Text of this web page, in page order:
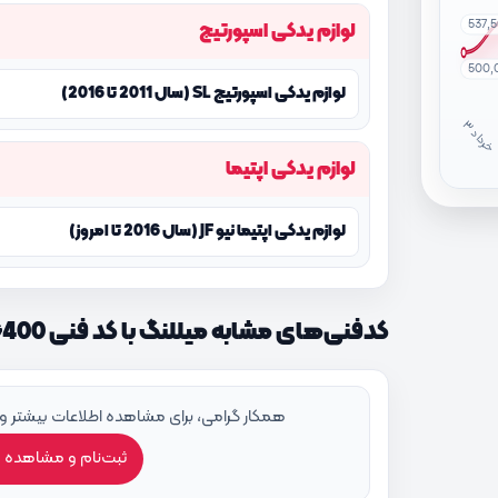
خ
ر
داد
۳
لوازم یدکی اسپورتیج
لوازم یدکی اسپورتیج SL (سال 2011 تا 2016)
لوازم یدکی اپتیما
لوازم یدکی اپتیما نیو JF (سال 2016 تا امروز)
کدفنی‌های مشابه میللنگ با کد فنی 231112G400
همکار گرامی، برای مشاهده اطلاعات
ثبت‌نام و مشاهده